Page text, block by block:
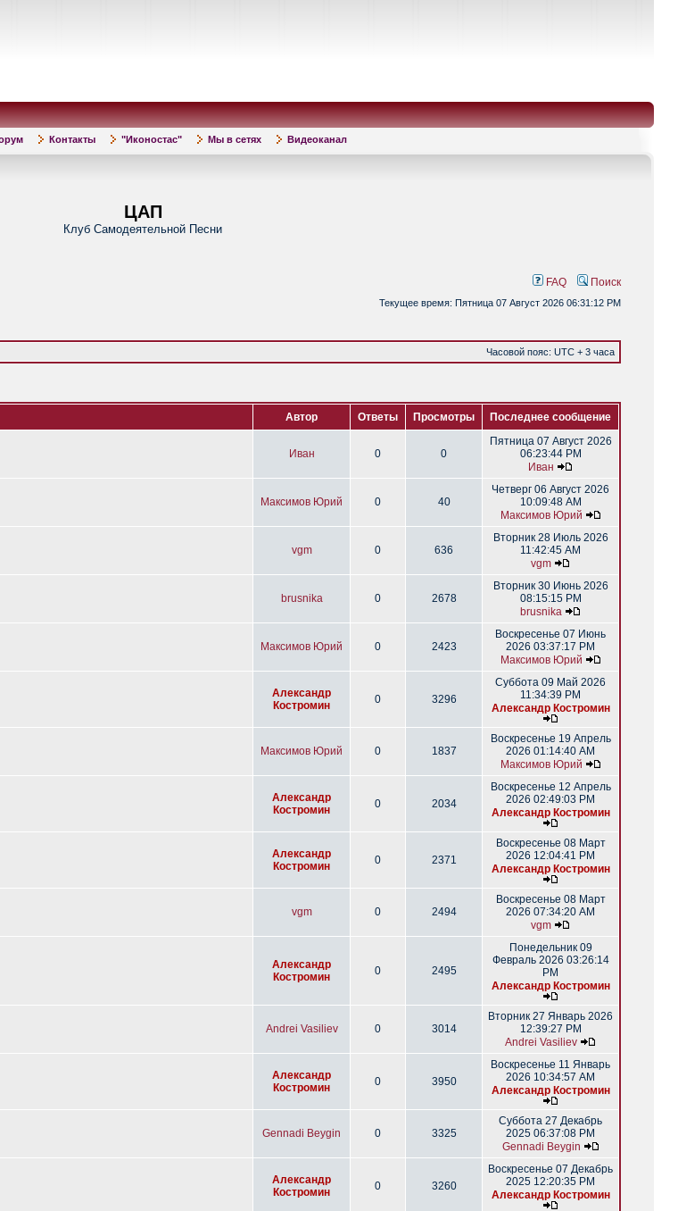
Контакты "Иконостас" Мы в сетях Видеоканал
ЦАП
Клуб Самодеятельной Песни
FAQ Поиск
Текущее время: Пятница 07 Август 2026 06:31:12 PM
Часовой пояс: UTC + 3 часа
Автор Ответы Просмотры Последнее сообщение
Иван 0 0
Пятница 07 Август 2026
06:23:44 PM
Иван
Максимов Юрий 0 40
Четверг 06 Август 2026
10:09:48 AM
Максимов Юрий
vgm 0 636
Вторник 28 Июль 2026
11:42:45 AM
vgm
brusnika 0 2678
Вторник 30 Июнь 2026
08:15:15 PM
brusnika
Максимов Юрий 0 2423
Воскресенье 07 Июнь
2026 03:37:17 PM
Максимов Юрий
Александр
Костромин
0 3296
Суббота 09 Май 2026
11:34:39 PM
Александр Костромин
Максимов Юрий 0 1837
Воскресенье 19 Апрель
2026 01:14:40 AM
Максимов Юрий
Александр
Костромин
0 2034
Воскресенье 12 Апрель
2026 02:49:03 PM
Александр Костромин
Александр
Костромин
0 2371
Воскресенье 08 Март
2026 12:04:41 PM
Александр Костромин
vgm 0 2494
Воскресенье 08 Март
2026 07:34:20 AM
vgm
Александр
Костромин
0 2495
Понедельник 09
Февраль 2026 03:26:14
PM
Александр Костромин
Andrei Vasiliev 0 3014
Вторник 27 Январь 2026
12:39:27 PM
Andrei Vasiliev
Александр
Костромин
0 3950
Воскресенье 11 Январь
2026 10:34:57 AM
Александр Костромин
Gennadi Beygin 0 3325
Суббота 27 Декабрь
2025 06:37:08 PM
Gennadi Beygin
Александр
Костромин
0 3260
Воскресенье 07 Декабрь
2025 12:20:35 PM
Александр Костромин